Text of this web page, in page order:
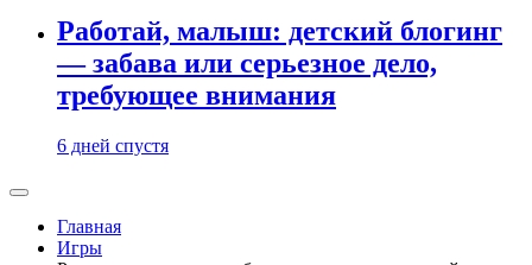
Работай, малыш: детский блогинг
— забава или серьезное дело,
требующее внимания
6 дней спустя
Главная
Игры